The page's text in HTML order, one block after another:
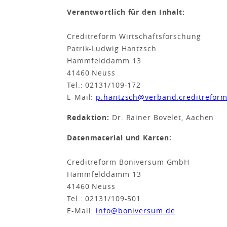
Verantwortlich für den Inhalt:
Creditreform Wirtschaftsforschung
Patrik-Ludwig Hantzsch
Hammfelddamm 13
41460 Neuss
Tel.: 02131/109-172
E-Mail:
Redaktion: Dr. Rainer Bovelet, Aachen
Datenmaterial und Karten:
Creditreform Boniversum GmbH
Hammfelddamm 13
41460 Neuss
Tel.: 02131/109-501
E-Mail: info@boniversum.de